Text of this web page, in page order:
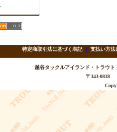
特定商取引法に基づく表記｜ 支払い方法
越谷タックルアイランド・トラ
〒343-0838